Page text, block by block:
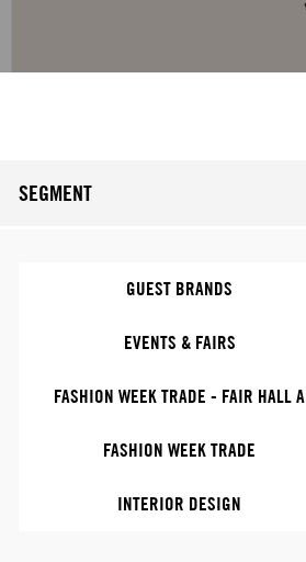
SEGMENT
GUEST BRANDS
EVENTS & FAIRS
FASHION WEEK TRADE - FAIR HALL A
FASHION WEEK TRADE
INTERIOR DESIGN